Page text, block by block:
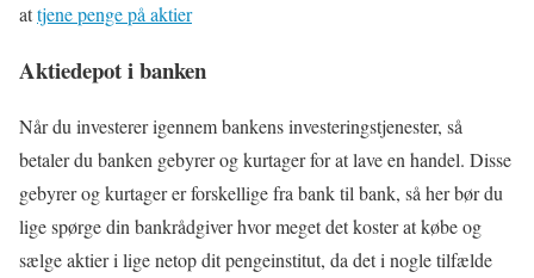
attjene penge på aktier
Aktiedepot i banken
Når du investerer igennem bankens investeringstjenester, så
betaler du banken gebyrer og kurtager for at lave en handel. Disse
gebyrer og kurtager er forskellige fra bank til bank, så her bør du
lige spørge din bankrådgiver hvor meget det koster at købe og
sælge aktier i lige netop dit pengeinstitut, da det i nogle tilfælde